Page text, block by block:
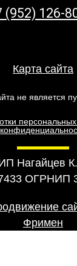
(952) 126-
Карта сайта
не является
Нагайцев
ОГРНИП
Фримен